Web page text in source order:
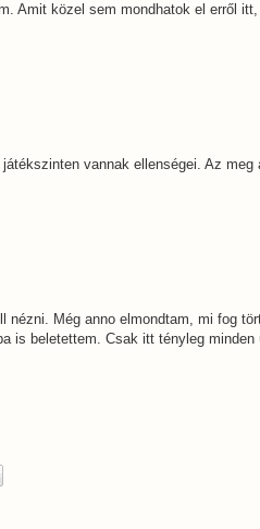
Amit közel sem mondhatok el erről
vannak ellenségei. Az meg
nézni. Még anno elmondtam, mi fog
is beletettem. Csak itt tényleg minden